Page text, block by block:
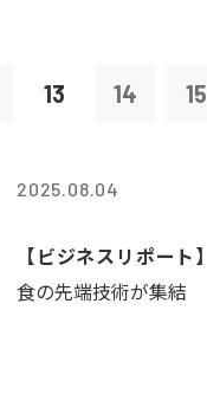
13 14 15
2025.08.04
【ビジネスリポート】
食の先端技術が集結